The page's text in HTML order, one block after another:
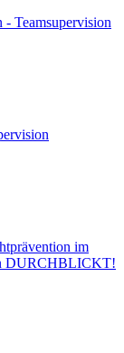
Teamsupervision
im
DURCHBLICKT!